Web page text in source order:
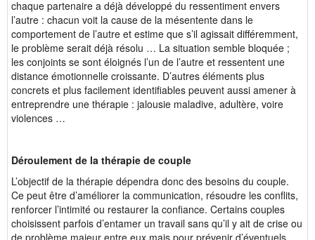
chaque partenaire a déjà développé du ressentiment envers
l’autre : chacun voit la cause de la mésentente dans le
comportement de l’autre et estime que s’il agissait différemment,
le problème serait déjà résolu … La situation semble bloquée ;
les conjoints se sont éloignés l’un de l’autre et ressentent une
distance émotionnelle croissante. D’autres éléments plus
concrets et plus facilement identifiables peuvent aussi amener à
entreprendre une thérapie : jalousie maladive, adultère, voire
violences …
Déroulement de la thérapie de couple
L’objectif de la thérapie dépendra donc des besoins du couple.
Ce peut être d’améliorer la communication, résoudre les conflits,
renforcer l’intimité ou restaurer la confiance. Certains couples
choisissent parfois d’entamer un travail sans qu’il y ait de crise ou
de problème majeur entre eux mais pour prévenir d’éventuels